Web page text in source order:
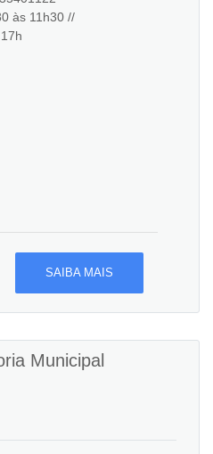
às 11h30 //
SAIBA MAIS
Municipal